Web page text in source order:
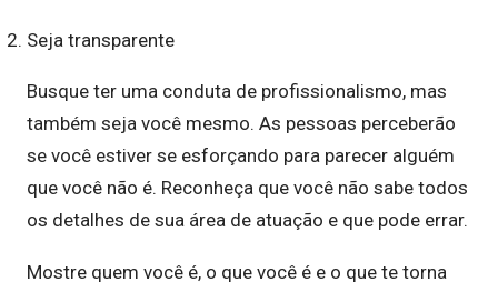
Seja transparente
Busque ter uma conduta de profissionalismo, mas
também seja você mesmo. As pessoas perceberão
se você estiver se esforçando para parecer alguém
que você não é. Reconheça que você não sabe todos
os detalhes de sua área de atuação e que pode errar.
Mostre quem você é, o que você é e o que te torna